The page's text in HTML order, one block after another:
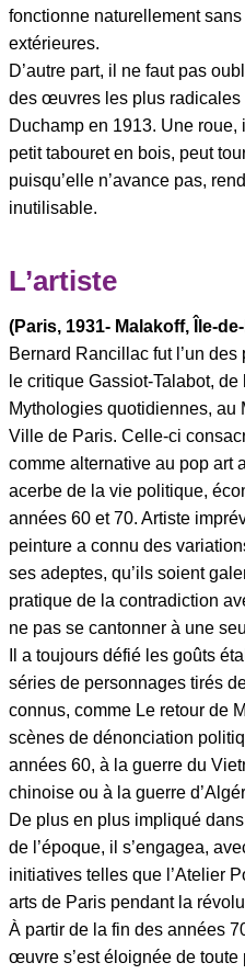
fonctionne naturellement
extérieures.
D’autre part, il ne faut pas
des œuvres les plus radicales
Duchamp en 1913. Une
petit tabouret en bois, peut
puisqu’elle n’avance pas,
inutilisable.
L’artiste
(Paris, 1931- Malakoff, Île-
Bernard Rancillac fut l’un
le critique Gassiot-Talabot, de
Mythologies quotidiennes, au
Ville de Paris. Celle-ci
comme alternative au pop art
acerbe de la vie politique,
années 60 et 70. Artiste
peinture a connu des
ses adeptes, qu’ils soient
pratique de la contradiction
ne pas se cantonner à une
Il a toujours défié les goûts
séries de personnages tirés
connus, comme Le retour de
scènes de dénonciation
années 60, à la guerre du
chinoise ou à la guerre
De plus en plus impliqué
de l’époque, il s’engagea,
initiatives telles que l’Atelier
arts de Paris pendant la
À partir de la fin des années
œuvre s’est éloignée de